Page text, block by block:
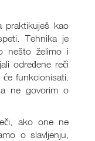
kao
Tehnika je
nešto želimo i
određene reči
funkcionisati.
ne govorim o
ako one ne
o slavljenju,